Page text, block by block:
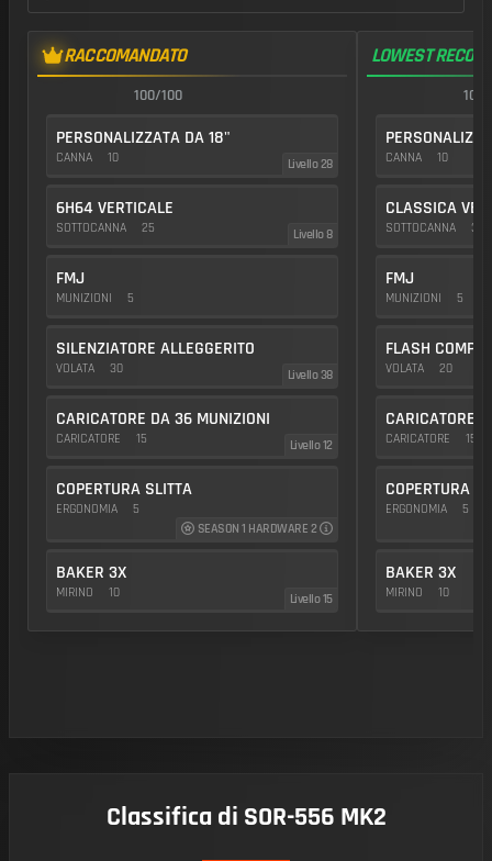
RACCOMANDATO
100/100
PERSONALIZZATA DA 18"
CANNA 10 Livello 28
6H64 VERTICALE
SOTTOCANNA 25 Livello 8
FMJ
MUNIZIONI 5
SILENZIATORE ALLEGGERITO
VOLATA 30 Livello 38
CARICATORE DA 36 MUNIZIONI
CARICATORE 15 Livello 12
COPERTURA SLITTA
ERGONOMIA
5
SEASON 1 HARDWARE 2
BAKER 3X
MIRINO 10 Livello 15
LOWEST RECOIL
CANNA 10
CLASSICA
SOTTOCANNA 35
FMJ
MUNIZIONI 5
FLASH COMP
VOLATA 20
CARICATORE
CARICATORE 15
COPERTURA
ERGONOMIA 5
BAKER 3X
MIRINO 10
Classifica di SOR-556 MK2